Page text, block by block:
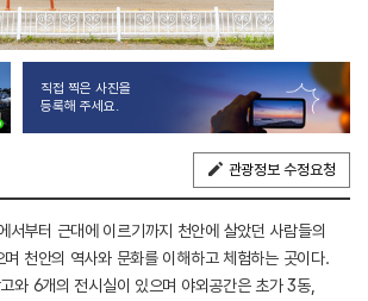
직접 찍은 사진을
등록해 주세요.
관광정보 수정요청
서부터 근대에 이르기까지 천안에 살았던 사람들의
천안의 역사와 문화를 이해하고 체험하는 곳이다.
와 6개의 전시실이 있으며 야외공간은 초가 3동,